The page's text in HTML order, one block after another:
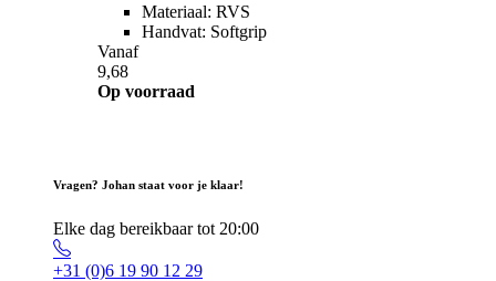
Materiaal: RVS
Handvat: Softgrip
Vanaf
9,68
Op voorraad
Vragen? Johan staat voor je klaar!
Elke dag bereikbaar tot 20:00
+31 (0)6 19 90 12 29